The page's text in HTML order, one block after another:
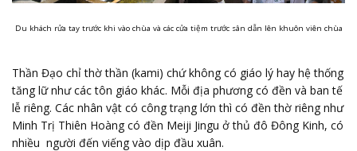
Du khách rửa tay trước khi vào chùa và các cửa tiệm trước sân dẫn lên khuôn viên chùa
Thần Đạo chỉ thờ thần (kami) chứ không có giáo lý hay hệ thống
tăng lữ như các tôn giáo khác. Mỗi địa phương có đền và ban tế
lễ riêng. Các nhân vật có công trạng lớn thì có đền thờ riêng như
Minh Trị Thiên Hoàng có đền Meiji Jingu ở thủ đô Đông Kinh, có
nhiều người đến viếng vào dịp đầu xuân.